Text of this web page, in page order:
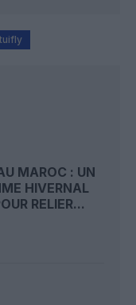
tuifly
MAROC : UN
HIVERNAL
RELIER...